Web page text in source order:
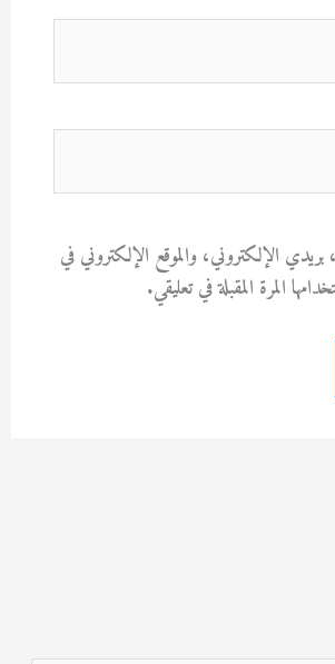
الإلكتروني، والموقع الإلكتروني في
المرة المقبلة في تعليقي.